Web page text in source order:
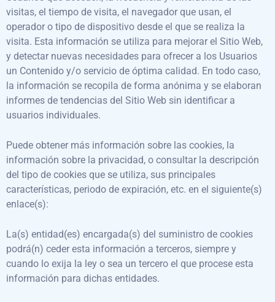
visitas, el tiempo de visita, el navegador que usan, el
operador o tipo de dispositivo desde el que se realiza la
visita. Esta información se utiliza para mejorar el Sitio Web,
y detectar nuevas necesidades para ofrecer a los Usuarios
un Contenido y/o servicio de óptima calidad. En todo caso,
la información se recopila de forma anónima y se elaboran
informes de tendencias del Sitio Web sin identificar a
usuarios individuales.
Puede obtener más información sobre las cookies, la
información sobre la privacidad, o consultar la descripción
del tipo de cookies que se utiliza, sus principales
características, periodo de expiración, etc. en el siguiente(s)
enlace(s):
La(s) entidad(es) encargada(s) del suministro de cookies
podrá(n) ceder esta información a terceros, siempre y
cuando lo exija la ley o sea un tercero el que procese esta
información para dichas entidades.